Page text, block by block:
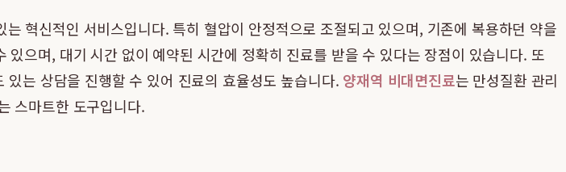
혁신적인 서비스입니다. 특히 혈압이 안정적으로 조절되고 있으며, 기존에 복용하던 약을
으며, 대기 시간 없이 예약된 시간에 정확히 진료를 받을 수 있다는 장점이 있습니다. 또
는 상담을 진행할 수 있어 진료의 효율성도 높습니다. 양재역 비대면진료는 만성질환 관리
스마트한 도구입니다.